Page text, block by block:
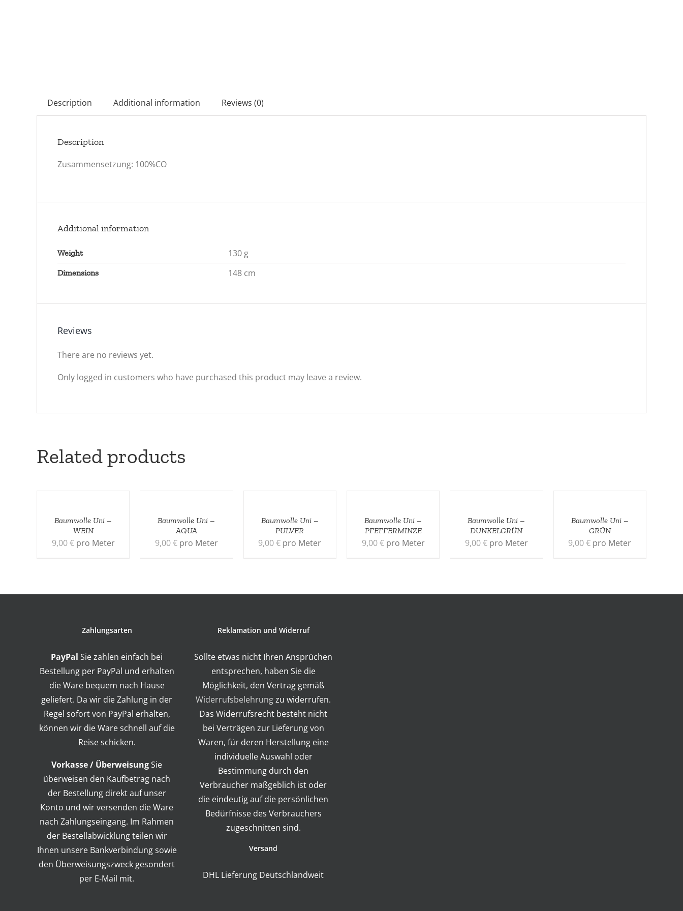
Description Additional information Reviews (0)
Description
Zusammensetzung: 100%CO
Additional information
Weight 130 g
Dimensions 148 cm
Reviews
There are no reviews yet.
Only logged in customers who have purchased this product may leave a review.
Related products
Baumwolle Uni –
WEIN
9,00€ pro Meter
Baumwolle Uni –
AQUA
9,00€ pro Meter
Baumwolle Uni –
PULVER
9,00€ pro Meter
Baumwolle Uni –
PFEFFERMINZE
9,00€ pro Meter
Baumwolle Uni –
DUNKELGRÜN
9,00€ pro Meter
Baumwolle Uni –
GRÜN
9,00€ pro Meter
Zahlungsarten
PayPal Sie zahlen einfach bei
Bestellung per PayPal und erhalten
die Ware bequem nach Hause
geliefert. Da wir die Zahlung in der
Regel sofort von PayPal erhalten,
können wir die Ware schnell auf die
Reise schicken.
Vorkasse / ÜberweisungSie
überweisen den Kaufbetrag nach
der Bestellung direkt auf unser
Konto und wir versenden die Ware
nach Zahlungseingang. Im Rahmen
der Bestellabwicklung teilen wir
Ihnen unsere Bankverbindung sowie
den Überweisungszweck gesondert
per E-Mail mit.
Reklamation und Widerruf
Sollte etwas nicht Ihren Ansprüchen
entsprechen, haben Sie die
Möglichkeit, den Vertrag gemäß
Widerrufsbelehrungzu widerrufen.
Das Widerrufsrecht besteht nicht
bei Verträgen zur Lieferung von
Waren, für deren Herstellung eine
individuelle Auswahl oder
Bestimmung durch den
Verbraucher maßgeblich ist oder
die eindeutig auf die persönlichen
Bedürfnisse des Verbrauchers
zugeschnitten sind.
Versand
DHL Lieferung Deutschlandweit